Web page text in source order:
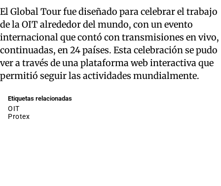
El Global Tour fue diseñado para celebrar el trabajo
de la OIT alrededor del mundo, con un evento
internacional que contó con transmisiones en vivo,
continuadas, en 24 países. Esta celebración se pudo
ver a través de una plataforma web interactiva que
permitió seguir las actividades mundialmente.
Etiquetas relacionadas
OIT
protex